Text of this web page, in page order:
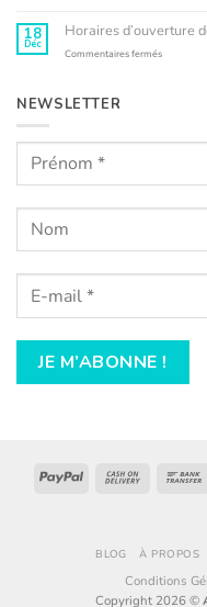
couches
18
Déc
Horaires d’ouverture
Commentaires ferméssur
NEWSLETTER
PayPal
Cash
BLOG À PROPOS
Conditions
Copyright 2026 ©